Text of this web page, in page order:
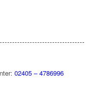
02405 – 4786996